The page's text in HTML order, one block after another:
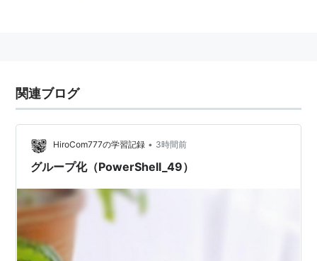
関連ブログ
HiroCom777の学習記録 • 3時間前
グループ化（PowerShell_49）